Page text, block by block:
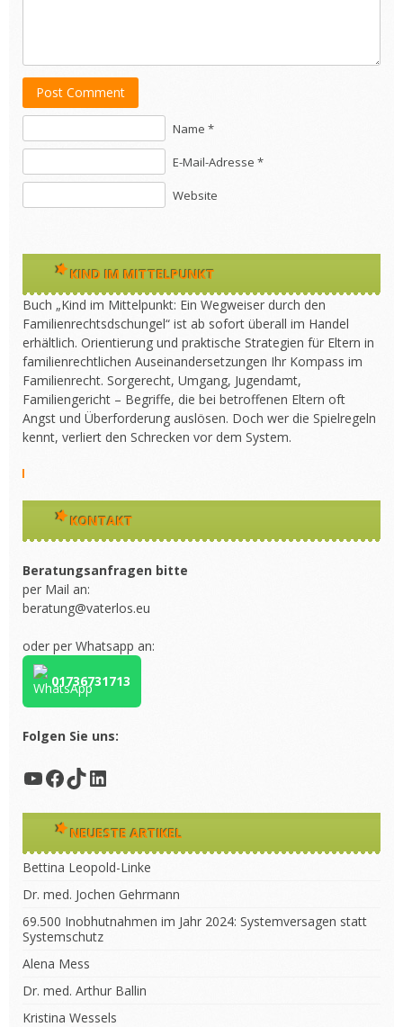
Post Comment
Name *
E-Mail-Adresse *
Website
KIND IM MITTELPUNKT
Buch „Kind im Mittelpunkt: Ein Wegweiser durch den
Familienrechtsdschungel“ ist ab sofort überall im Handel
erhältlich. Orientierung und praktische Strategien für Eltern in
familienrechtlichen Auseinandersetzungen Ihr Kompass im
Familienrecht. Sorgerecht, Umgang, Jugendamt,
Familiengericht – Begriffe, die bei betroffenen Eltern oft
Angst und Überforderung auslösen. Doch wer die Spielregeln
kennt, verliert den Schrecken vor dem System.
KONTAKT
Beratungsanfragen bitte
per Mail an:
beratung@vaterlos.eu
oder per Whatsapp an:
01736731713
Folgen Sie uns:
YouTube
Facebook
TikTok
LinkedIn
NEUESTE ARTIKEL
Bettina Leopold-Linke
Dr. med. Jochen Gehrmann
69.500 Inobhutnahmen im Jahr 2024: Systemversagen statt
Systemschutz
Alena Mess
Dr. med. Arthur Ballin
Kristina Wessels